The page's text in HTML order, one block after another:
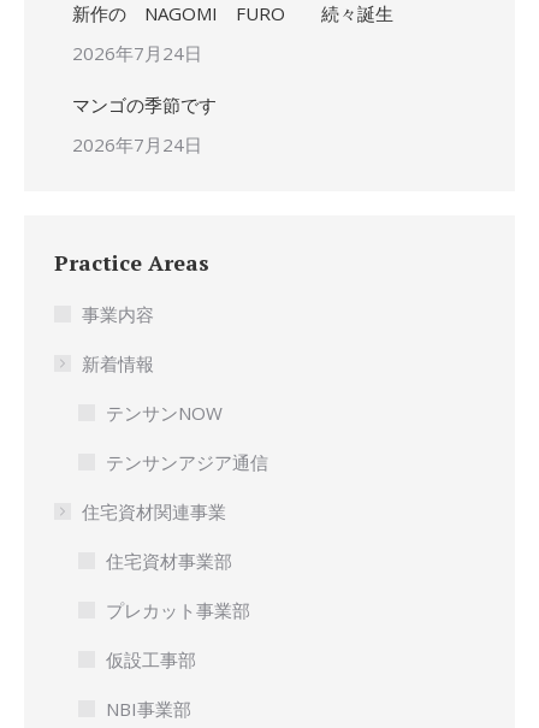
新作の NAGOMI FURO 続々誕生
2026年7月24日
マンゴの季節です
2026年7月24日
Practice Areas
事業内容
新着情報
テンサンNOW
テンサンアジア通信
住宅資材関連事業
住宅資材事業部
プレカット事業部
仮設工事部
NBI事業部